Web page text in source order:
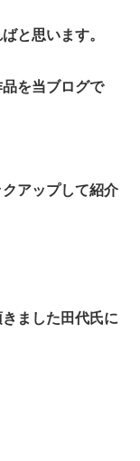
と思います。
を当ブログで
アップして紹介
ました田代氏に